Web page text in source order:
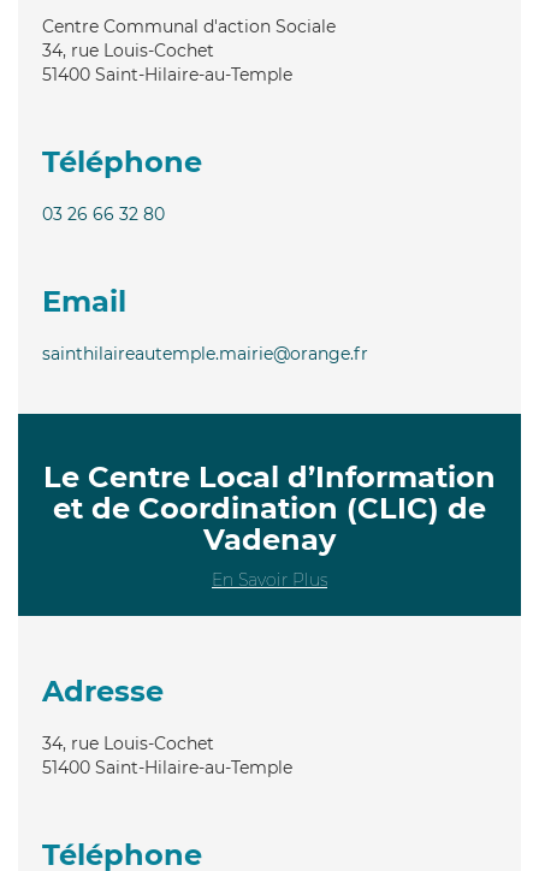
Centre Communal d'action Sociale
34, rue Louis-Cochet
51400 Saint-Hilaire-au-Temple
Téléphone
03 26 66 32 80
Email
sainthilaireautemple.mairie@orange.fr
Le Centre Local d’Information
et de Coordination (CLIC) de
Vadenay
En Savoir Plus
Adresse
34, rue Louis-Cochet
51400 Saint-Hilaire-au-Temple
Téléphone